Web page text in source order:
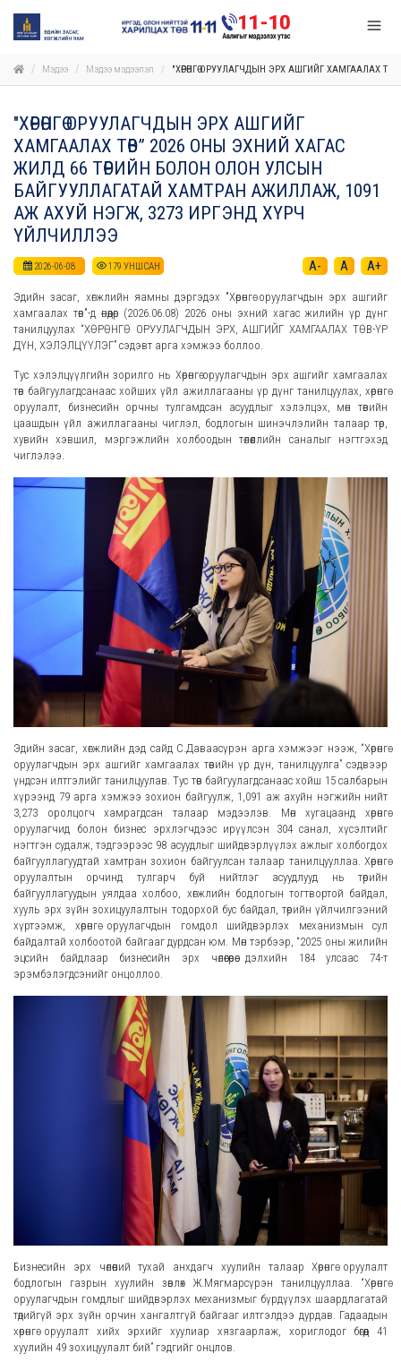
Мэдээ Мэдээ мэдээлэл "ХӨРӨНГӨ ОРУУЛАГЧДЫН ЭРХ АШГИЙГ ХАМГААЛАХ
"ХӨРӨНГӨ ОРУУЛАГЧДЫН ЭРХ АШГИЙГ
ХАМГААЛАХ ТӨВ” 2026 ОНЫ ЭХНИЙ ХАГАС
ЖИЛД 66 ТӨРИЙН БОЛОН ОЛОН УЛСЫН
БАЙГУУЛЛАГАТАЙ ХАМТРАН АЖИЛЛАЖ, 1091
АЖ АХУЙ НЭГЖ, 3273 ИРГЭНД ХҮРЧ
ҮЙЛЧИЛЛЭЭ
2026-06-08 179 УНШСАН A- A A+
Эдийн засаг, хөгжлийн яамны дэргэдэх "Хөрөнгө оруулагчдын эрх ашгийг
хамгаалах төв"-д өнөөдөр (2026.06.08) 2026 оны эхний хагас жилийн үр дүнг
танилцуулах “ХӨРӨНГӨ ОРУУЛАГЧДЫН ЭРХ, АШГИЙГ ХАМГААЛАХ ТӨВ-ҮР
ДҮН, ХЭЛЭЛЦҮҮЛЭГ” сэдэвт арга хэмжээ боллоо.
Тус хэлэлцүүлгийн зорилго нь Хөрөнгө оруулагчдын эрх ашгийг хамгаалах
төв байгуулагдсанаас хойших үйл ажиллагааны үр дүнг танилцуулах, хөрөнгө
оруулалт, бизнесийн орчны тулгамдсан асуудлыг хэлэлцэх, мөн төвийн
цаашдын үйл ажиллагааны чиглэл, бодлогын шинэчлэлийн талаар төр,
хувийн хэвшил, мэргэжлийн холбоодын төлөөллийн саналыг нэгтгэхэд
чиглэлээ.
Эдийн засаг, хөгжлийн дэд сайд С.Даваасүрэн арга хэмжээг нээж, “Хөрөнгө
оруулагчдын эрх ашгийг хамгаалах төвийн үр дүн, танилцуулга” сэдвээр
үндсэн илтгэлийг танилцуулав. Тус төв байгуулагдсанаас хойш 15 салбарын
хүрээнд 79 арга хэмжээ зохион байгуулж, 1,091 аж ахуйн нэгжийн нийт
3,273 оролцогч хамрагдсан талаар мэдээлэв. Мөн хугацаанд хөрөнгө
оруулагчид болон бизнес эрхлэгчдээс ирүүлсэн 304 санал, хүсэлтийг
нэгтгэн судалж, тэдгээрээс 98 асуудлыг шийдвэрлүүлэх ажлыг холбогдох
байгууллагуудтай хамтран зохион байгуулсан талаар танилцууллаа. Хөрөнгө
оруулалтын орчинд тулгарч буй нийтлэг асуудлууд нь төрийн
байгууллагуудын уялдаа холбоо, хөгжлийн бодлогын тогтвортой байдал,
хууль эрх зүйн зохицуулалтын тодорхой бус байдал, төрийн үйлчилгээний
хүртээмж, хөрөнгө оруулагчдын гомдол шийдвэрлэх механизмын сул
байдалтай холбоотой байгааг дурдсан юм. Мөн тэрбээр, “2025 оны жилийн
эцсийн байдлаар бизнесийн эрх чөлөөгөөрөө дэлхийн 184 улсаас 74-т
эрэмбэлэгдсэнийг онцоллоо.
Бизнесийн эрх чөлөөний тухай анхдагч хуулийн талаар Хөрөнгө оруулалт
бодлогын газрын хуулийн зөвлөх Ж.Мягмарсүрэн танилцууллаа. “Хөрөнгө
оруулагчдын гомдлыг шийдвэрлэх механизмыг бүрдүүлэх шаардлагатай
төдийгүй эрх зүйн орчин хангалтгүй байгааг илтгэлдээ дурдав. Гадаадын
хөрөнгө оруулалт хийх эрхийг хуулиар хязгаарлаж, хориглодог бөгөөд 41
хуулийн 49 зохицуулалт бий” гэдгийг онцлов.